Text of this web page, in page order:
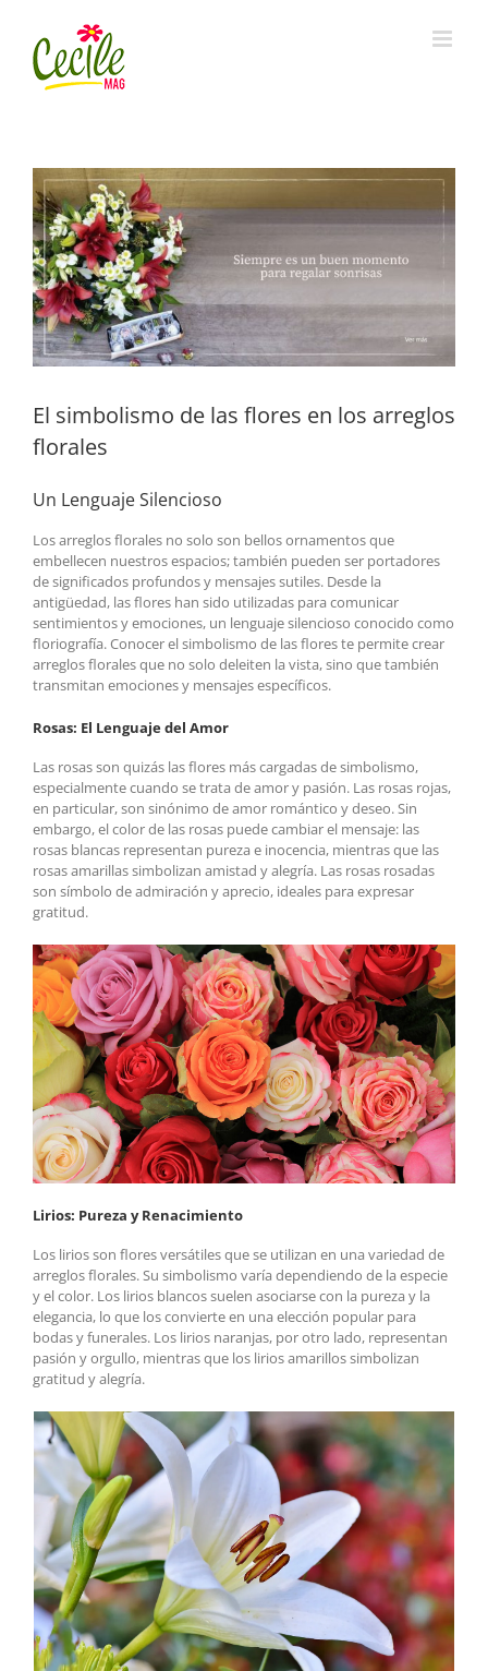
content
View
Larger
Image
El simbolismo de las flores en los arreglos
florales
Un Lenguaje Silencioso
Los arreglos florales no solo son bellos ornamentos que
embellecen nuestros espacios; también pueden ser portadores
de significados profundos y mensajes sutiles. Desde la
antigüedad, las flores han sido utilizadas para comunicar
sentimientos y emociones, un lenguaje silencioso conocido como
floriografía. Conocer el simbolismo de las flores te permite crear
arreglos florales que no solo deleiten la vista, sino que también
transmitan emociones y mensajes específicos.
Rosas: El Lenguaje del Amor
Las rosas son quizás las flores más cargadas de simbolismo,
especialmente cuando se trata de amor y pasión. Las rosas rojas,
en particular, son sinónimo de amor romántico y deseo. Sin
embargo, el color de las rosas puede cambiar el mensaje: las
rosas blancas representan pureza e inocencia, mientras que las
rosas amarillas simbolizan amistad y alegría. Las rosas rosadas
son símbolo de admiración y aprecio, ideales para expresar
gratitud.
Lirios: Pureza y Renacimiento
Los lirios son flores versátiles que se utilizan en una variedad de
arreglos florales. Su simbolismo varía dependiendo de la especie
y el color. Los lirios blancos suelen asociarse con la pureza y la
elegancia, lo que los convierte en una elección popular para
bodas y funerales. Los lirios naranjas, por otro lado, representan
pasión y orgullo, mientras que los lirios amarillos simbolizan
gratitud y alegría.